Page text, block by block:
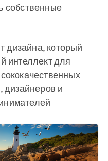
собственные
дизайна, который
интеллект для
дизайнеров и